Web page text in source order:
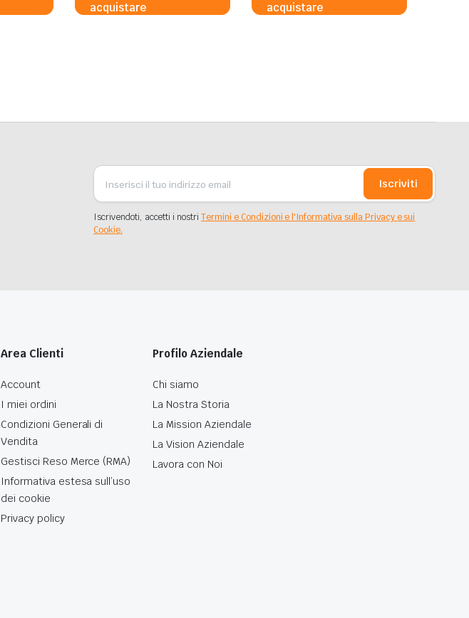
acquistare
acquistare
Iscriviti
Iscrivendoti, accetti i nostriTermini e Condizioni e l'Informativa sulla Privacy e sui
Cookie.
Area Clienti
Account
I miei ordini
Condizioni Generali di
Vendita
Gestisci Reso Merce (RMA)
Informativa estesa sull’uso
dei cookie
Privacy policy
Profilo Aziendale
Chi siamo
La Nostra Storia
La Mission Aziendale
La Vision Aziendale
Lavora con Noi